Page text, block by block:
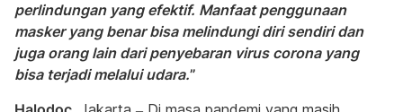
perlindungan yang efektif. Manfaat penggunaan
masker yang benar bisa melindungi diri sendiri dan
juga orang lain dari penyebaran virus corona yang
bisa terjadi melalui udara.”